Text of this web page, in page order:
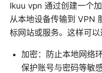
Ikuu vpn 通过创建一个
从本地设备传输到 VPN
标网站或服务。这样可以
加密：防止本地网络
保护账号与密码等敏感